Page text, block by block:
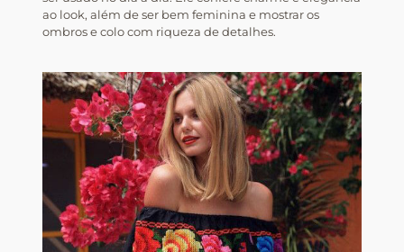
ao look, além de ser bem feminina e mostrar os
ombros e colo com riqueza de detalhes.